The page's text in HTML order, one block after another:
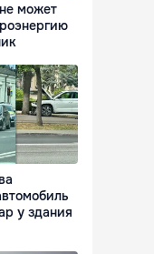
может
у здания